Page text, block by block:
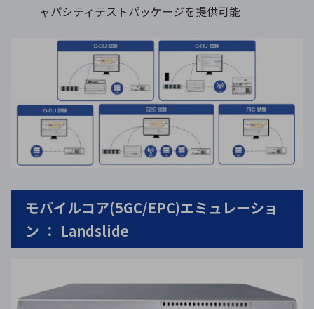
ャパシティテストパッケージを提供可能
モバイルコア(5GC/EPC)エミュレーショ
ン ： Landslide